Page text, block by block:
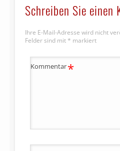
Schreiben Sie einen
Ihre E-Mail-Adresse wird nicht
Felder sind mit * markiert
Kommentar*